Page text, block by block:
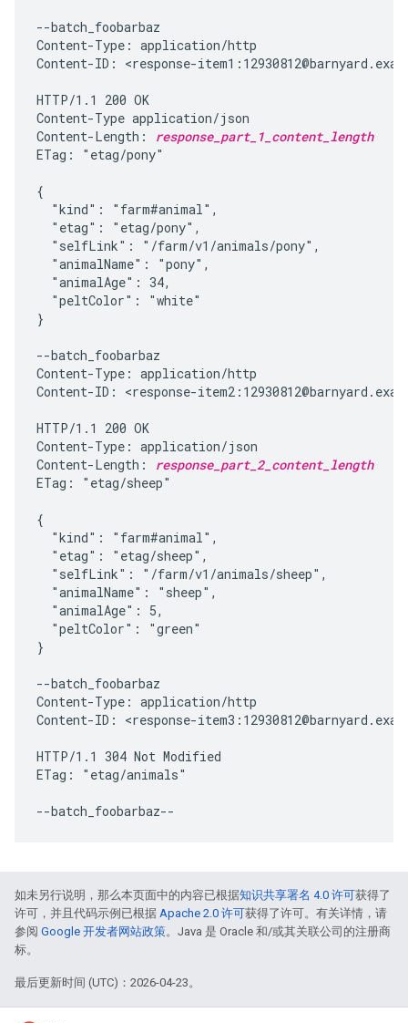
--batch_foobarbaz
Content-Type: application/http
Content-ID: <response-
HTTP/1.1 200 OK
Content-Type application/json
Content-Length:
response_part_1_content_length
ETag: "etag/pony"
{
  "kind": "farm#animal",
  "etag": "etag/pony",
  "selfLink": "/farm/v1/animals/pony",
  "animalName": "pony",
  "animalAge": 34,
  "peltColor": "white"
}
--batch_foobarbaz
Content-Type: application/http
Content-ID: <response-
HTTP/1.1 200 OK
Content-Type: application/json
Content-Length:
response_part_2_content_length
ETag: "etag/sheep"
{
  "kind": "farm#animal",
  "etag": "etag/sheep",
  "selfLink": "/farm/v1/animals/sheep",
  "animalName": "sheep",
  "animalAge": 5,
  "peltColor": "green"
}
--batch_foobarbaz
Content-Type: application/http
Content-ID: <response-
HTTP/1.1 304 Not Modified
ETag: "etag/animals"
如未另行说明，那么本页面中的内容已根据知识共享署名 4.0 许可获得了
许可，并且代码示例已根据 Apache 2.0 许可获得了许可。有关详情，请
参阅 Google 开发者网站政策。Java 是 Oracle 和/或其关联公司的注册商
标。
最后更新时间 (UTC)：2026-04-23。